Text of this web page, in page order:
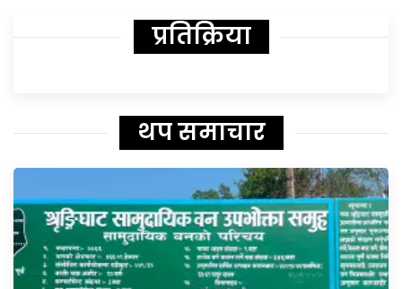
प्रतिक्रिया
थप समाचार